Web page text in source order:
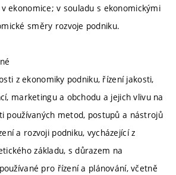
ekonomice; v souladu s ekonomickými
směry rozvoje podniku.
z ekonomiky podniku, řízení jakosti,
marketingu a obchodu a jejich vlivu na
používaných metod, postupů a nástrojů
a rozvoji podniku, vycházející z
základu, s důrazem na
pro řízení a plánování, včetně